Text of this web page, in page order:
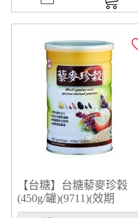
【台糖】台糖藜麥珍穀
(450g/罐)(9711)(效期
2027/03/18)